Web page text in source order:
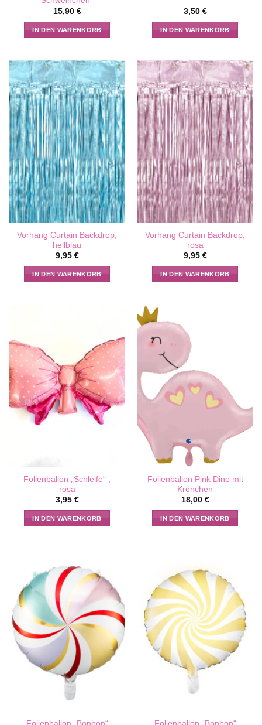
15,90 €
IN DEN WARENKORB
3,50 €
IN DEN WARENKORB
Vorhang Curtain Backdrop,
hellblau
9,95 €
IN DEN WARENKORB
Vorhang Curtain Backdrop,
rosa
9,95 €
IN DEN WARENKORB
Folienballon „Schleife“ ,
rosa
3,95 €
IN DEN WARENKORB
Folienballon Pink Dino mit
Krönchen
18,00 €
IN DEN WARENKORB